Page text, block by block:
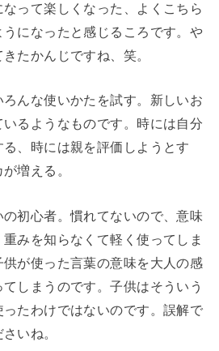
って楽しくなった、よくこちら
になったと感じるころです。や
たかんじですね、笑。
んな使いかたを試す。新しいお
るようなものです。時には自分
、時には親を評価しようとす
増える。
初心者。慣れてないので、意味
みを知らなくて軽く使ってしま
が使った言葉の意味を大人の感
しまうのです。子供はそういう
たわけではないのです。誤解で
いね。